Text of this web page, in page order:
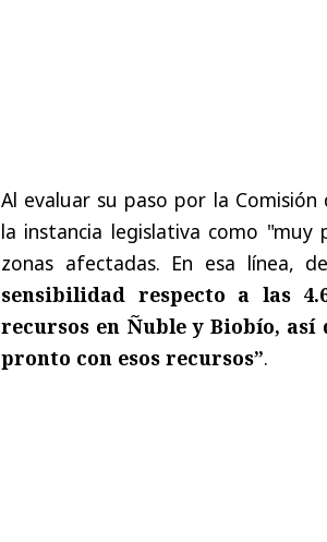
Al evaluar su paso por la
la instancia legislativa como
zonas afectadas. En esa línea,
sensibilidad respecto a las
recursos en Ñuble y Biobío, así
pronto con esos recursos”.